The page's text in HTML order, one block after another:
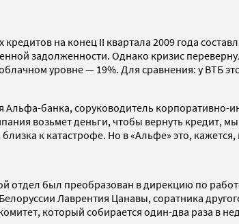
на конец II квартала 2009 года
задолженности. Однако кризис
уровне — 19%. Для сравнения: у ВТБ
банка, соруководитель корпоративно-
возьмет деньги, чтобы вернуть кредит,
к катастрофе. Но в «Альфе» это, кажется,
был преобразован в дирекцию по
Лаврентия Цанавы, соратника
который собирается один-два раза в